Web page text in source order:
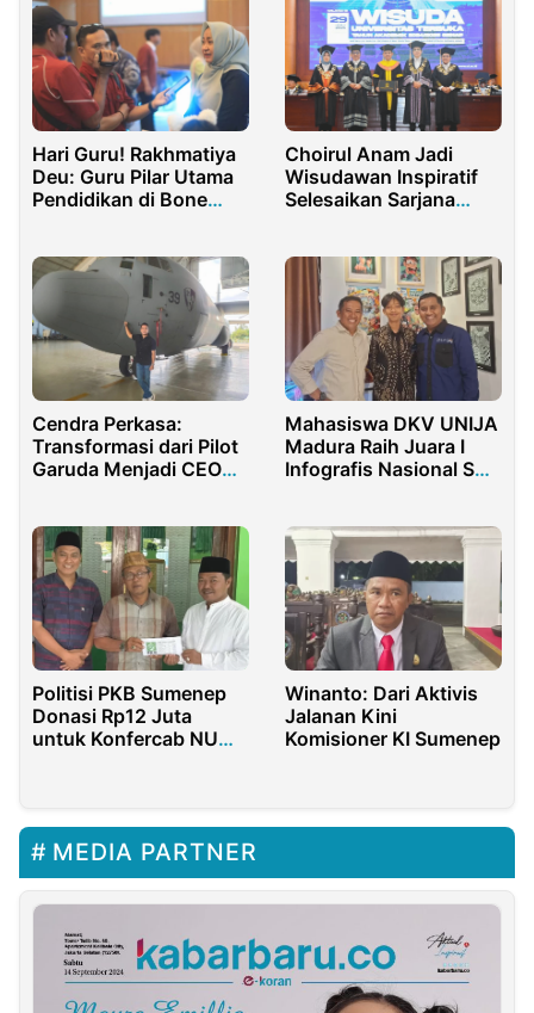
Hari Guru! Rakhmatiya
Deu: Guru Pilar Utama
Pendidikan di Bone
Choirul Anam Jadi
Wisudawan Inspiratif
Selesaikan Sarjana
Cendra Perkasa:
Transformasi dari Pilot
Garuda Menjadi CEO
Mahasiswa DKV UNIJA
Madura Raih Juara I
Infografis Nasional SKK
Politisi PKB Sumenep
Donasi Rp12 Juta
untuk Konfercab NU
Winanto: Dari Aktivis
Jalanan Kini
Komisioner KI Sumenep
MEDIA PARTNER